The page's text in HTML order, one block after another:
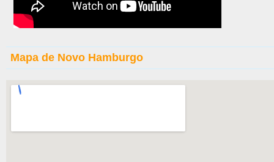
Mapa de Novo Hamburgo